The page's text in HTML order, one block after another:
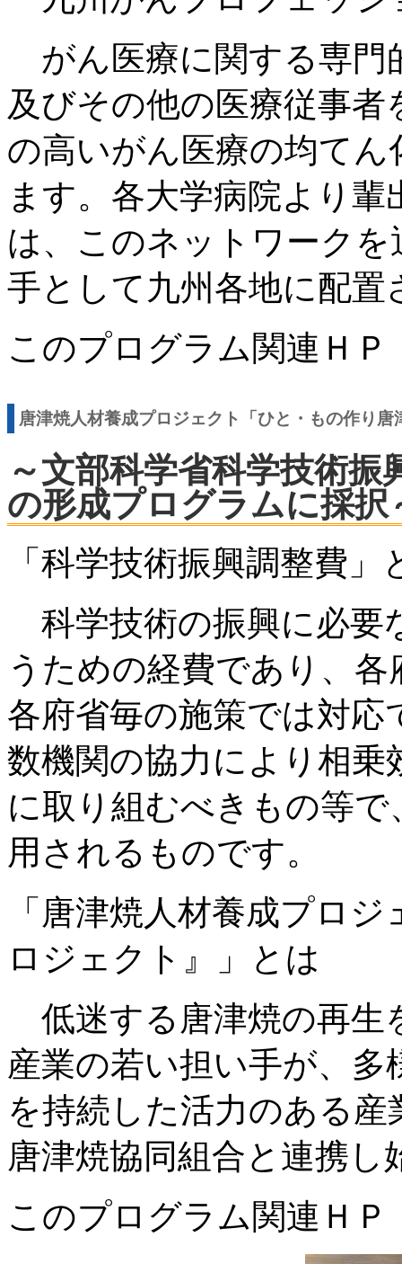
がん医療に関する専門
及びその他の医療従事
の高いがん医療の均て
ます。各大学病院より
は、このネットワーク
手として九州各地に配置
このプログラム関連Ｈ
唐津焼人材養成プロジェクト「ひと・もの作り唐
～文部科学省科学技術振
の形成プログラムに採択
「科学技術振興調整費」
科学技術の振興に必要
うための経費であり、
各府省毎の施策では対
数機関の協力により相
に取り組むべきもの等
用されるものです。
「唐津焼人材養成プロ
ロジェクト』」とは
低迷する唐津焼の再生
産業の若い担い手が、
を持続した活力のある
唐津焼協同組合と連携
このプログラム関連Ｈ